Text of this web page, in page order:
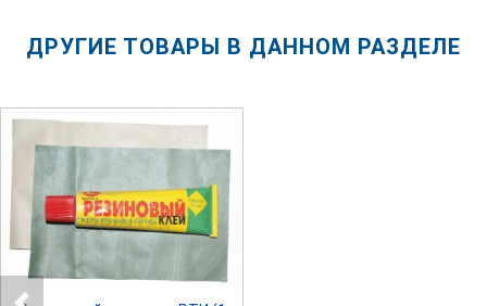
ДРУГИЕ ТОВАРЫ В ДАННОМ РАЗДЕЛЕ
SPRINTER